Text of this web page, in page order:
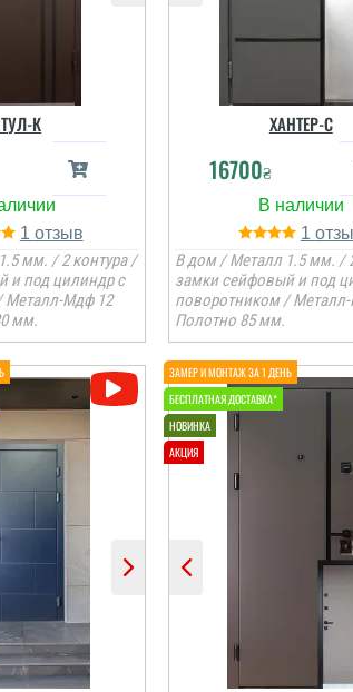
К
1
мм. / 2 контура /
и под цилиндр с
Металл-Мдф 12
мм.
ХАНТЕР-С
16700₴
1
В дом / Металл 1.5 мм. /
замки сейфовый и под
поворотником /
Полотно 85 мм.